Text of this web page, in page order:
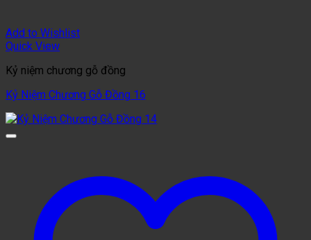
Add to Wishlist
Quick View
Kỷ niệm chương gỗ đồng
Kỷ Niệm Chương Gỗ Đồng 16